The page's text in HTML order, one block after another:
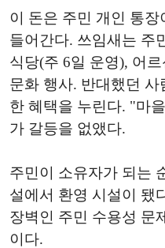
이 돈은 주민 개인 통
들어간다. 쓰임새는 주
식당(주 6일 운영), 어
문화 행사. 반대했던
한 혜택을 누린다. "마
가 갈등을 없앴다.
주민이 소유자가 되는
설에서 환영 시설이 됐
장벽인 주민 수용성 문
이다.